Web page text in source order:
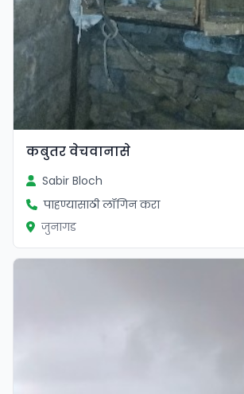
कबुतर वेचवानासे
Sabir Bloch
पाहण्यासाठी लॉगिन करा
जुनागड